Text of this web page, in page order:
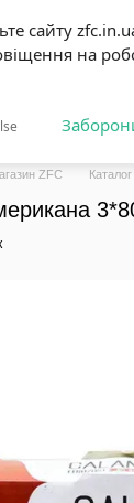
сайту
на
Обмін
ZFC Каталог